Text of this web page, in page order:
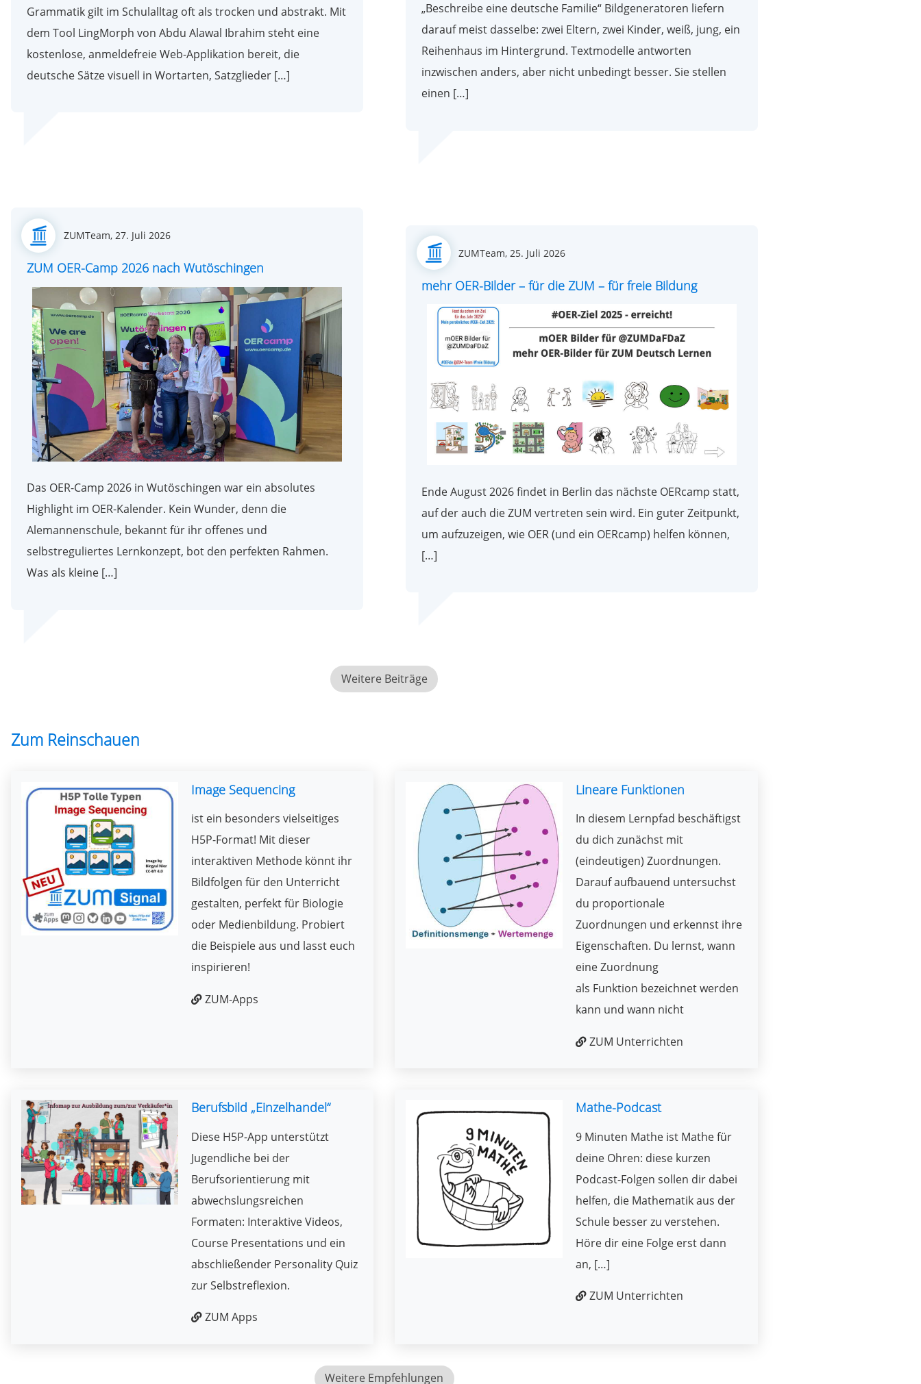
Grammatik gilt im Schulalltag oft als trocken und abstrakt. Mit
dem Tool LingMorph von Abdu Alawal Ibrahim steht eine
kostenlose, anmeldefreie Web-Applikation bereit, die
deutsche Sätze visuell in Wortarten, Satzglieder […]
„Beschreibe eine deutsche Familie“ Bildgeneratoren liefern
darauf meist dasselbe: zwei Eltern, zwei Kinder, weiß, jung, ein
Reihenhaus im Hintergrund. Textmodelle antworten
inzwischen anders, aber nicht unbedingt besser. Sie stellen
einen […]
ZUMTeam, Posted
27. Juli 2026
ZUM OER-Camp 2026 nach Wutöschingen
Das OER-Camp 2026 in Wutöschingen war ein absolutes
Highlight im OER-Kalender. Kein Wunder, denn die
Alemannenschule, bekannt für ihr offenes und
selbstreguliertes Lernkonzept, bot den perfekten Rahmen.
Was als kleine […]
ZUMTeam, Posted
25. Juli 2026
mehr OER-Bilder – für die ZUM – für freie Bildung
Ende August 2026 findet in Berlin das nächste OERcamp statt,
auf der auch die ZUM vertreten sein wird. Ein guter Zeitpunkt,
um aufzuzeigen, wie OER (und ein OERcamp) helfen können,
[…]
Weitere Beiträge
Zum Reinschauen
Image Sequencing
ist ein besonders vielseitiges
H5P-Format! Mit dieser
interaktiven Methode könnt ihr
Bildfolgen für den Unterricht
gestalten, perfekt für Biologie
oder Medienbildung. Probiert
die Beispiele aus und lasst euch
inspirieren!
ZUM-Apps
Lineare Funktionen
In diesem Lernpfad beschäftigst
du dich zunächst mit
(eindeutigen) Zuordnungen.
Darauf aufbauend untersuchst
du proportionale
Zuordnungen und erkennst ihre
Eigenschaften. Du lernst, wann
eine Zuordnung
als Funktion bezeichnet werden
kann und wann nicht
ZUM Unterrichten
Berufsbild „Einzelhandel“
Diese H5P-App unterstützt
Jugendliche bei der
Berufsorientierung mit
abwechslungsreichen
Formaten: Interaktive Videos,
Course Presentations und ein
abschließender Personality Quiz
zur Selbstreflexion.
ZUM Apps
Mathe-Podcast
9 Minuten Mathe ist Mathe für
deine Ohren: diese kurzen
Podcast-Folgen sollen dir dabei
helfen, die Mathematik aus der
Schule besser zu verstehen.
Höre dir eine Folge erst dann
an, […]
ZUM Unterrichten
Weitere Empfehlungen